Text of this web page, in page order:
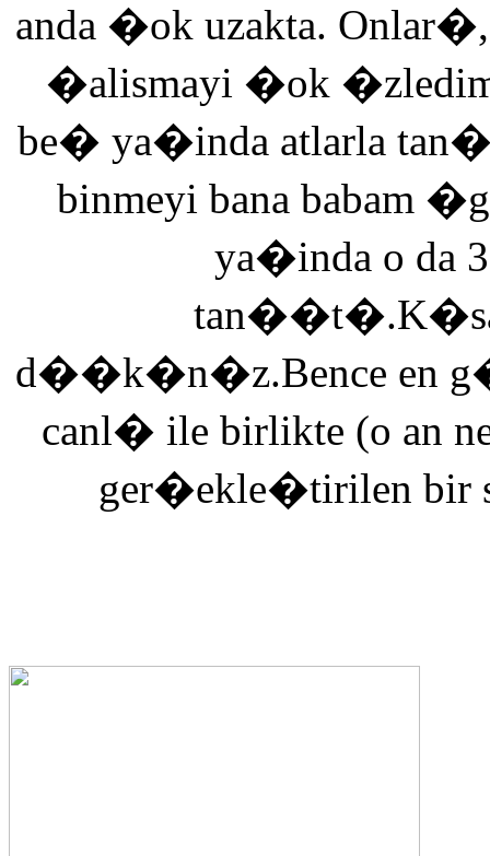
anda �ok uzakta.
�alismayi �ok
be� ya�inda atlarla
binmeyi bana babam
ya�inda o da
d��k�n�z.Bence en
canl� ile birlikte (o an
ger�ekle�tirilen bir